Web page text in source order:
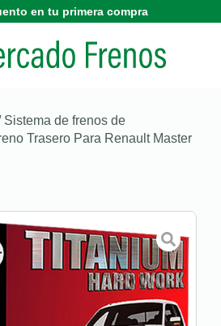
en tu primera compra
Sistema de frenos de
Trasero Para Renault Master